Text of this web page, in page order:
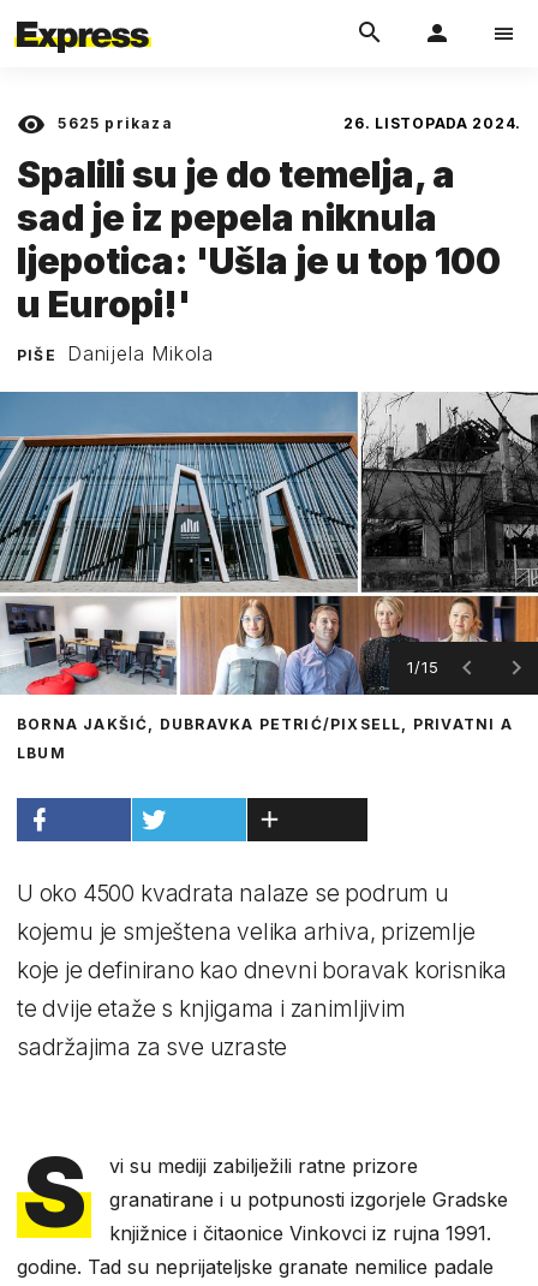
5625 prikaza 26. LISTOPADA 2024.
Spalili su je do temelja, a
sad je iz pepela niknula
ljepotica: 'Ušla je u top 100
u Europi!'
PIŠE Danijela Mikola
1/15
BORNA JAKŠIĆ, DUBRAVKA PETRIĆ/PIXSELL, PRIVATNI A
LBUM
U oko 4500 kvadrata nalaze se podrum u
kojemu je smještena velika arhiva, prizemlje
koje je definirano kao dnevni boravak korisnika
te dvije etaže s knjigama i zanimljivim
sadržajima za sve uzraste
S
vi su mediji zabilježili ratne prizore
granatirane i u potpunosti izgorjele Gradske
knjižnice i čitaonice Vinkovci iz rujna 1991.
godine. Tad su neprijateljske granate nemilice padale